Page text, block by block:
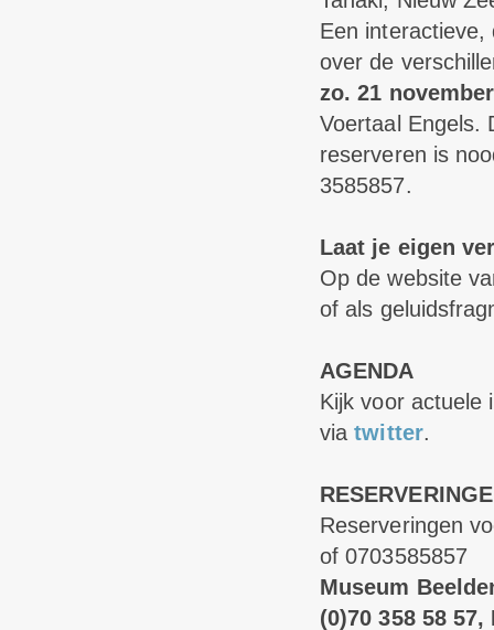
Een
over de
zo. 21
Voertaal Engels.
reserveren is
3585857.
Laat je eigen
Op de website
of als
AGENDA
Kijk voor
viatwitter.
Reserveringen
of 0703585857
Museum
(0)70 358 58